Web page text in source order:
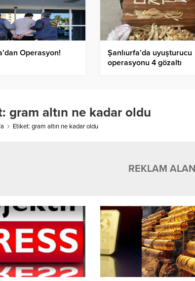
Operasyon!
Şanlıurfa’da uyuşturucu
operasyonu 4 gözaltı
gram altın ne kadar oldu
Etiket: gram altın ne kadar oldu
REKLAM